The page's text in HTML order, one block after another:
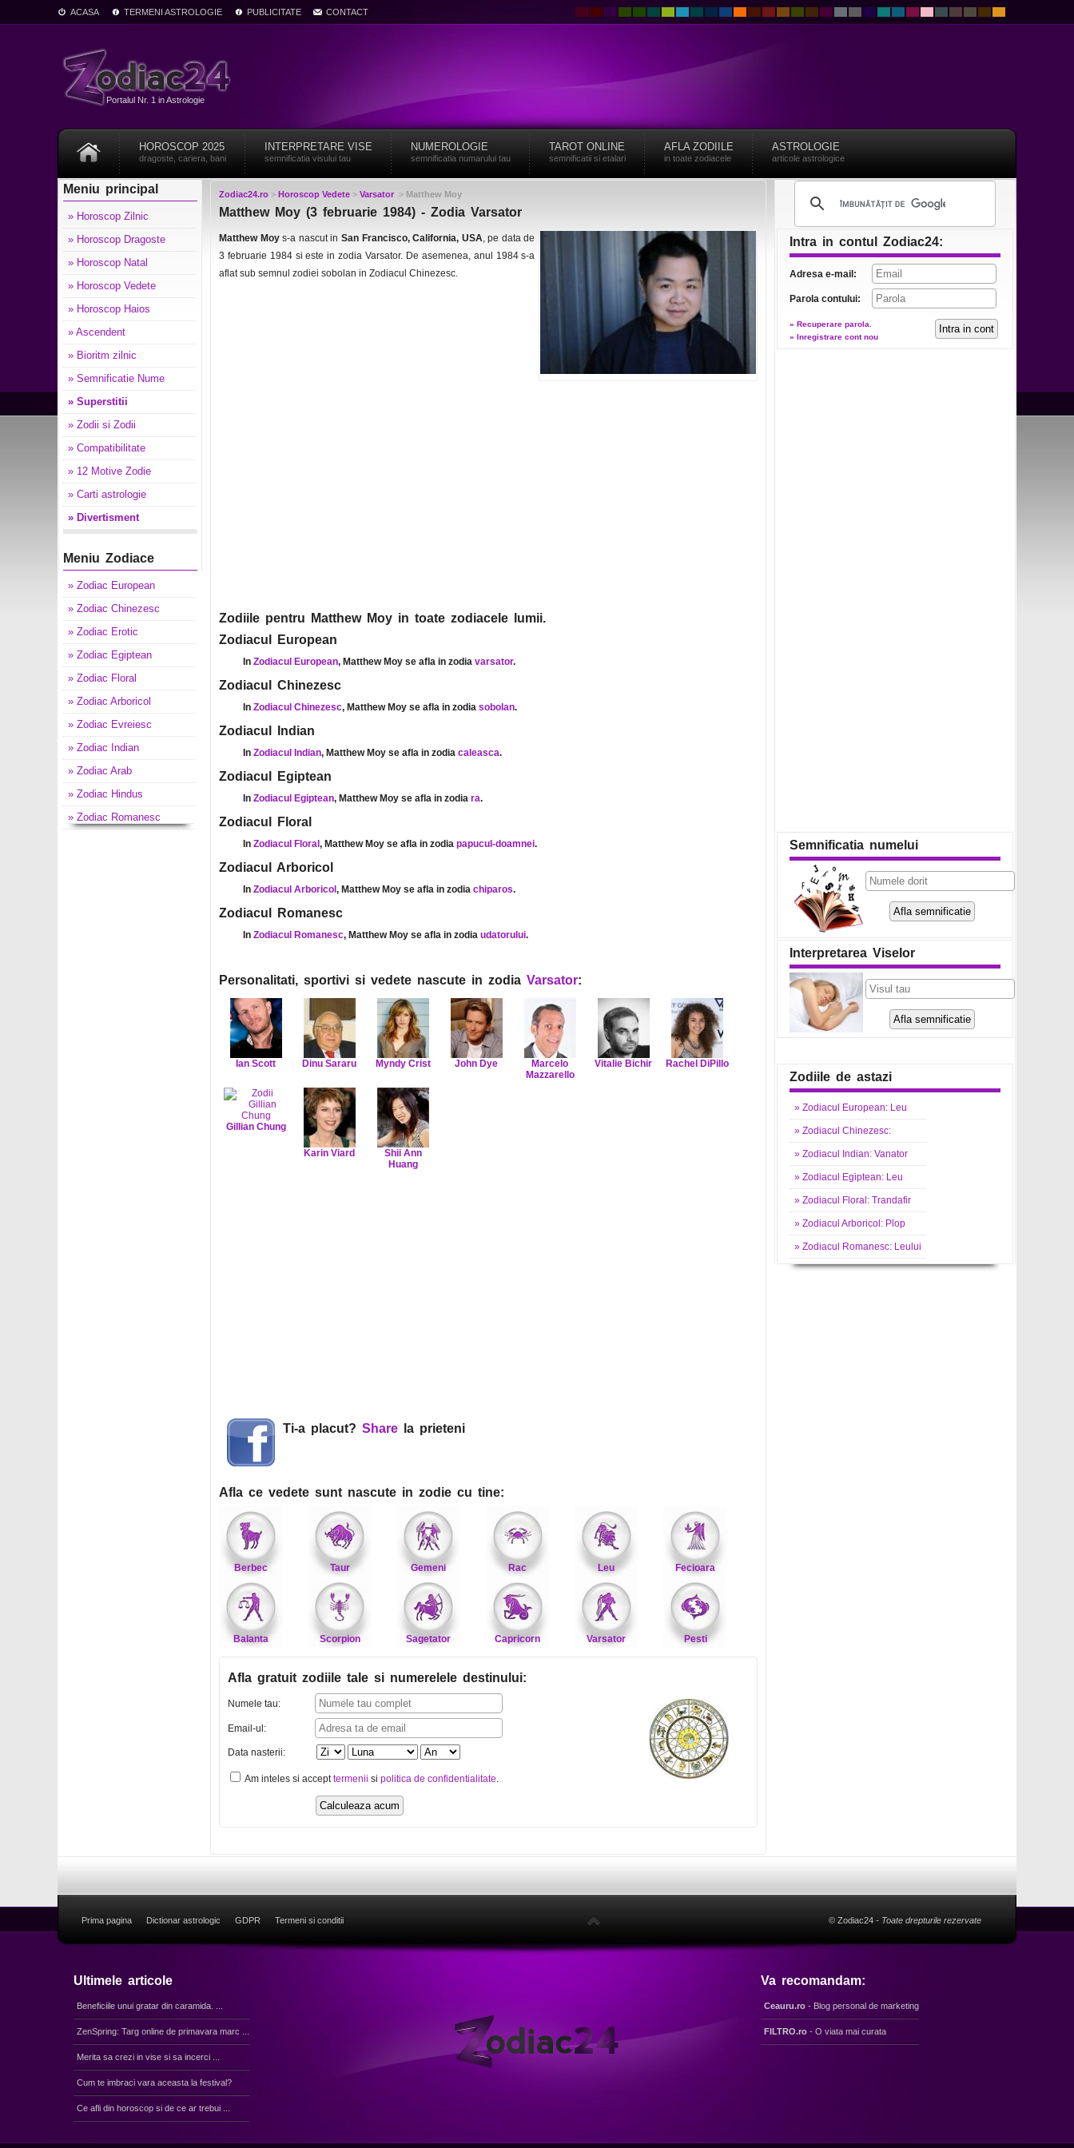
ACASA TERMENI ASTROLOGIE PUBLICITATE CONTACT
Portalul Nr. 1 in Astrologie
HOROSCOP 2025
dragoste, cariera, bani
INTERPRETARE VISE
semnificatia visului tau
NUMEROLOGIE
semnificatia numarului tau
TAROT ONLINE
semnificatii si etalari
AFLA ZODIILE
in toate zodiacele
ASTROLOGIE
articole astrologice
Meniu principal
» Horoscop Zilnic
» Horoscop Dragoste
» Horoscop Natal
» Horoscop Vedete
» Horoscop Haios
» Ascendent
» Bioritm zilnic
» Semnificatie Nume
» Superstitii
» Zodii si Zodii
» Compatibilitate
» 12 Motive Zodie
» Carti astrologie
» Divertisment
Meniu Zodiace
» Zodiac European
» Zodiac Chinezesc
» Zodiac Erotic
» Zodiac Egiptean
» Zodiac Floral
» Zodiac Arboricol
» Zodiac Evreiesc
» Zodiac Indian
» Zodiac Arab
» Zodiac Hindus
» Zodiac Romanesc
Zodiac24.ro > Horoscop Vedete > Varsator > Matthew Moy
Matthew Moy (3 februarie 1984) - Zodia Varsator
Matthew Moys-a nascut in San Francisco, California, USA, pe data de
3 februarie 1984 si este in zodia Varsator. De asemenea, anul 1984 s-a
aflat sub semnul zodiei sobolan in Zodiacul Chinezesc.
Zodiile pentru Matthew Moy in toate zodiacele lumii.
Zodiacul European
In Zodiacul European, Matthew Moy se afla in zodia varsator.
Zodiacul Chinezesc
In Zodiacul Chinezesc, Matthew Moy se afla in zodia sobolan.
Zodiacul Indian
In Zodiacul Indian, Matthew Moy se afla in zodia caleasca.
Zodiacul Egiptean
In Zodiacul Egiptean, Matthew Moy se afla in zodia ra.
Zodiacul Floral
In Zodiacul Floral, Matthew Moy se afla in zodia papucul-doamnei.
Zodiacul Arboricol
In Zodiacul Arboricol, Matthew Moy se afla in zodia chiparos.
Zodiacul Romanesc
In Zodiacul Romanesc, Matthew Moy se afla in zodia udatorului.
Personalitati, sportivi si vedete nascute in zodia Varsator:
Ian Scott Dinu Sararu Myndy Crist John Dye
Marcelo
Mazzarello
Vitalie Bichir Rachel DiPillo
Gillian Chung
Karin Viard
Shii Ann
Huang
Ti-a placut? Share la prieteni
Afla ce vedete sunt nascute in zodie cu tine:
Berbec Taur Gemeni Rac Leu Fecioara
Balanta Scorpion Sagetator Capricorn Varsator Pesti
Afla gratuit zodiile tale si numerelele destinului:
Numele tau:
Email-ul:
Data nasterii:
Am inteles si accepttermenii si politica de confidentialitate.
Intra in contul Zodiac24:
Adresa e-mail:
Parola contului:
» Recuperare parola.
» Inregistrare cont nou
Semnificatia numelui
Interpretarea Viselor
Zodiile de astazi
» Zodiacul European: Leu
» Zodiacul Chinezesc:
» Zodiacul Indian: Vanator
» Zodiacul Egiptean: Leu
» Zodiacul Floral: Trandafir
» Zodiacul Arboricol: Plop
» Zodiacul Romanesc: Leului
Prima pagina Dictionar astrologic GDPR Termeni si conditii © Zodiac24 - Toate drepturile rezervate
Ultimele articole
Beneficiile unui gratar din caramida. ...
ZenSpring: Targ online de primavara marc ...
Merita sa crezi in vise si sa incerci ...
Cum te imbraci vara aceasta la festival?
Ce afli din horoscop si de ce ar trebui ...
Va recomandam:
Ceauru.ro - Blog personal de marketing
FILTRO.ro - O viata mai curata